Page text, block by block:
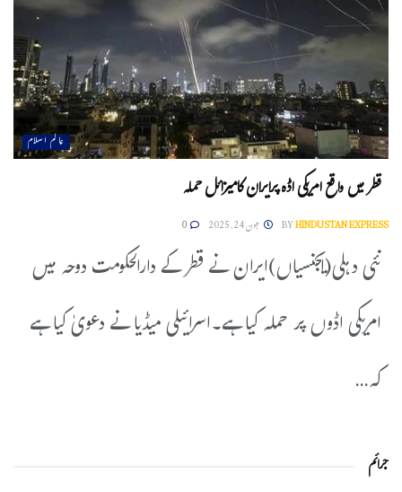
عالم اسلام
قطر میں واقع امریکی اڈہ پرایران کامیزائل حملہ
BYHINDUSTAN EXPRESS جون 24, 2025 0
نئی دہلی(ایجنسیاں)ایران نے قطر کے دارالحکومت دوحہ میں
امریکی اڈوں پر حملہ کیا ہے۔اسرائیلی میڈیا نے دعویٰ کیا ہے
کہ...
جرائم